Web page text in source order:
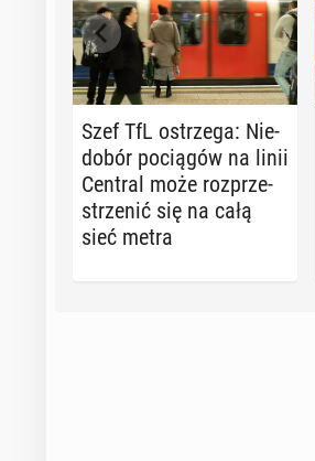
Szef TfL ostrze­ga: Nie­
do­bór po­cią­gów na linii
Central może roz­prze­
strze­nić się na całą
sieć metra